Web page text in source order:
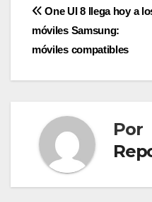
de
entradas
One UI 8 llega hoy a
móviles Samsung:
móviles compatibles
Por